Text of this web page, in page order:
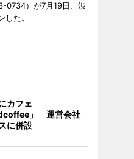
0734）が7月19日、渋
た。
カフェ
」 運営会社
に併設